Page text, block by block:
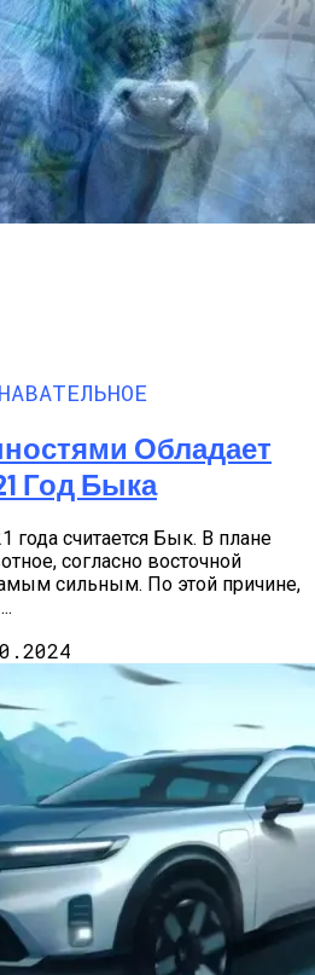
Обладает
Год Быка
считается Бык. В плане
согласно восточной
сильным. По этой причине,